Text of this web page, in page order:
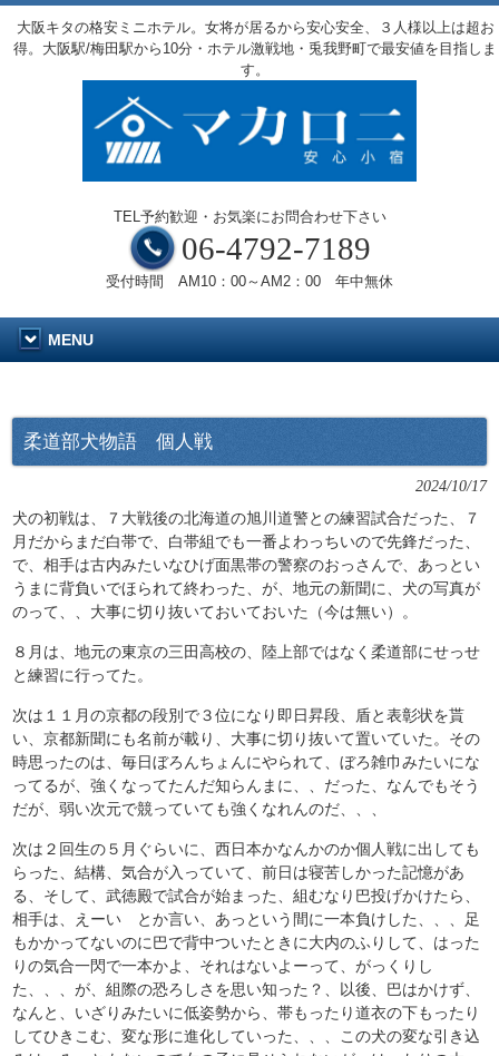
大阪キタの格安ミニホテル。女将が居るから安心安全、３人様以上は超お
得。大阪駅/梅田駅から10分・ホテル激戦地・兎我野町で最安値を目指しま
す。
TEL予約歓迎・お気楽にお問合わせ下さい
06-4792-7189
受付時間 AM10：00～AM2：00 年中無休
MENU
柔道部犬物語 個人戦
2024/10/17
犬の初戦は、７大戦後の北海道の旭川道警との練習試合だった、７
月だからまだ白帯で、白帯組でも一番よわっちいので先鋒だった、
で、相手は古内みたいなひげ面黒帯の警察のおっさんで、あっとい
うまに背負いでほられて終わった、が、地元の新聞に、犬の写真が
のって、、大事に切り抜いておいておいた（今は無い）。
８月は、地元の東京の三田高校の、陸上部ではなく柔道部にせっせ
と練習に行ってた。
次は１１月の京都の段別で３位になり即日昇段、盾と表彰状を貰
い、京都新聞にも名前が載り、大事に切り抜いて置いていた。その
時思ったのは、毎日ぼろんちょんにやられて、ぼろ雑巾みたいにな
ってるが、強くなってたんだ知らんまに、、だった、なんでもそう
だが、弱い次元で競っていても強くなれんのだ、、、
次は２回生の５月ぐらいに、西日本かなんかのか個人戦に出しても
らった、結構、気合が入っていて、前日は寝苦しかった記憶があ
る、そして、武徳殿で試合が始まった、組むなり巴投げかけたら、
相手は、えーい とか言い、あっという間に一本負けした、、、足
もかかってないのに巴で背中ついたときに大内のふりして、はった
りの気合一閃で一本かよ、それはないよーって、がっくりし
た、、、が、組際の恐ろしさを思い知った？、以後、巴はかけず、
なんと、いざりみたいに低姿勢から、帯もったり道衣の下もったり
してひきこむ、変な形に進化していった、、、この犬の変な引き込